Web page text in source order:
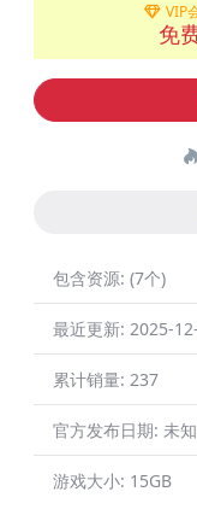
VIP
免
包含资源: (7个)
最近更新: 2025-
累计销量: 237
官方发布日期: 未知
游戏大小: 15GB